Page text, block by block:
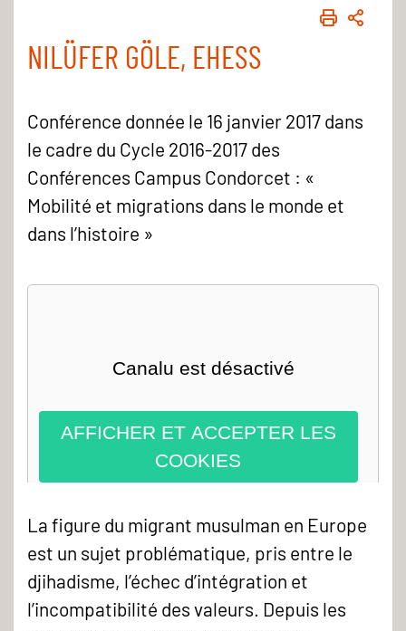
NILÜFER GÖLE, EHESS
Conférence donnée le 16 janvier 2017 dans
le cadre du Cycle 2016-2017 des
Conférences Campus Condorcet : «
Mobilité et migrations dans le monde et
dans l’histoire »
Canalu est désactivé
AFFICHER ET ACCEPTER LES
COOKIES
La figure du migrant musulman en Europe
est un sujet problématique, pris entre le
djihadisme, l’échec d’intégration et
l’incompatibilité des valeurs. Depuis les